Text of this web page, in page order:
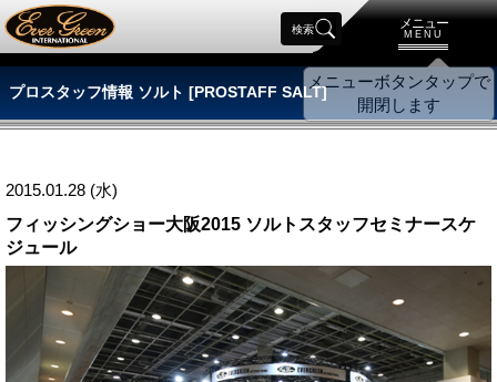
メニュー
MENU
検索
プロスタッフ情報 ソルト [PROSTAFF SALT]
2015.01.28 (水)
フィッシングショー大阪2015 ソルトスタッフセミナースケ
ジュール